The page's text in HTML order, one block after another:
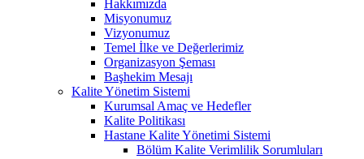
Hakkımızda
Misyonumuz
Vizyonumuz
Temel İlke ve Değerlerimiz
Organizasyon Şeması
Başhekim Mesajı
Kalite Yönetim Sistemi
Kurumsal Amaç ve Hedefler
Kalite Politikası
Hastane Kalite Yönetimi Sistemi
Bölüm Kalite Verimlilik Sorumluları